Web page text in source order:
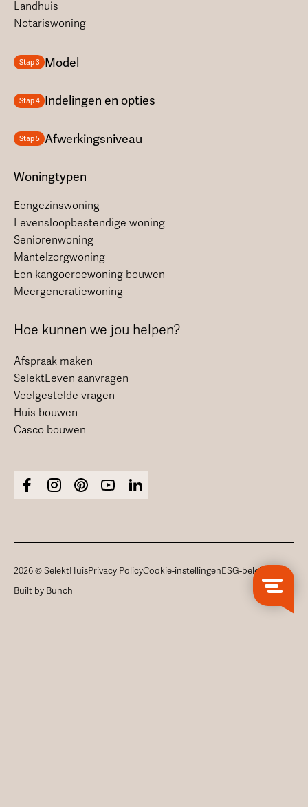
Landhuis
Notariswoning
Stap 3 Model
Stap 4 Indelingen en opties
Stap 5 Afwerkingsniveau
Woningtypen
Eengezinswoning
Levensloopbestendige woning
Seniorenwoning
Mantelzorgwoning
Een kangoeroewoning bouwen
Meergeneratiewoning
Hoe kunnen we jou helpen?
Afspraak maken
SelektLeven aanvragen
Veelgestelde vragen
Huis bouwen
Casco bouwen
2026 © SelektHuisPrivacy PolicyCookie-instellingenESG-beleid
Built by Bunch